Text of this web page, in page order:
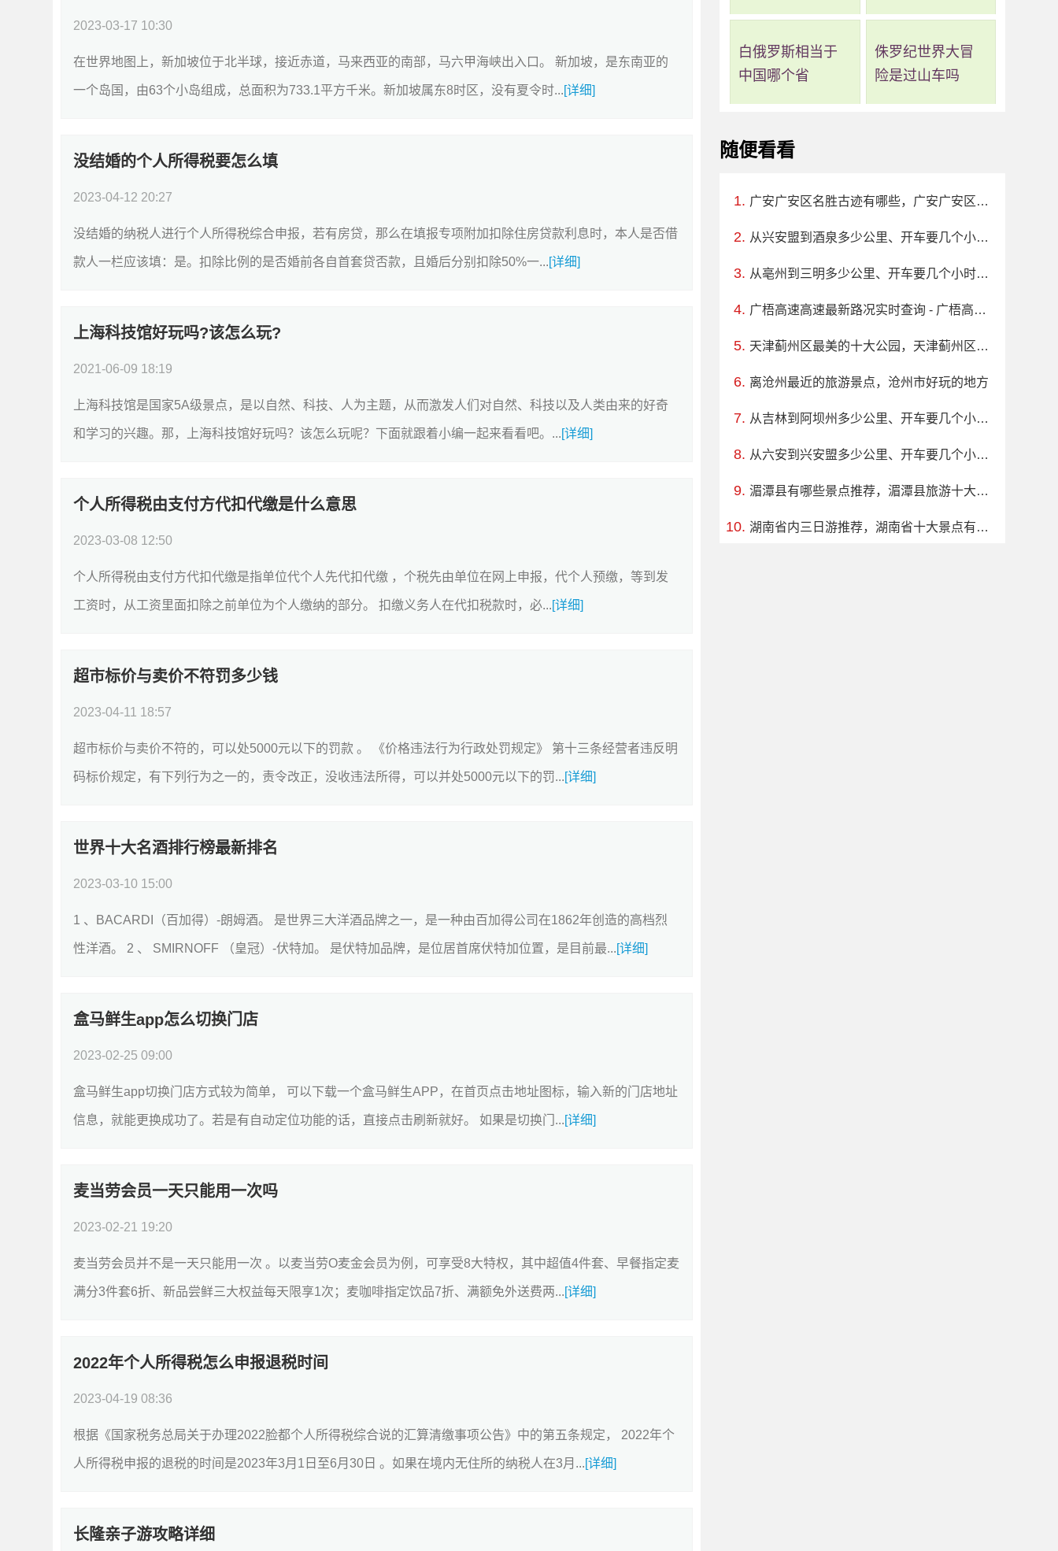
2023-03-17 10:30
在世界地图上，新加坡位于北半球，接近赤道，马来西亚的南部，马六甲海峡出入口。 新加坡，是东南亚的
一个岛国，由63个小岛组成，总面积为733.1平方千米。新加坡属东8时区，没有夏令时...[详细]
没结婚的个人所得税要怎么填
2023-04-12 20:27
没结婚的纳税人进行个人所得税综合申报，若有房贷，那么在填报专项附加扣除住房贷款利息时，本人是否借
款人一栏应该填：是。扣除比例的是否婚前各自首套贷否款，且婚后分别扣除50%一...[详细]
上海科技馆好玩吗?该怎么玩?
2021-06-09 18:19
上海科技馆是国家5A级景点，是以自然、科技、人为主题，从而激发人们对自然、科技以及人类由来的好奇
和学习的兴趣。那，上海科技馆好玩吗？该怎么玩呢？下面就跟着小编一起来看看吧。...[详细]
个人所得税由支付方代扣代缴是什么意思
2023-03-08 12:50
个人所得税由支付方代扣代缴是指单位代个人先代扣代缴 ，个税先由单位在网上申报，代个人预缴，等到发
工资时，从工资里面扣除之前单位为个人缴纳的部分。 扣缴义务人在代扣税款时，必...[详细]
超市标价与卖价不符罚多少钱
2023-04-11 18:57
超市标价与卖价不符的，可以处5000元以下的罚款 。 《价格违法行为行政处罚规定》 第十三条经营者违反明
码标价规定，有下列行为之一的，责令改正，没收违法所得，可以并处5000元以下的罚...[详细]
世界十大名酒排行榜最新排名
2023-03-10 15:00
1 、BACARDI（百加得）-朗姆酒。 是世界三大洋酒品牌之一，是一种由百加得公司在1862年创造的高档烈
性洋酒。 2 、 SMIRNOFF （皇冠）-伏特加。 是伏特加品牌，是位居首席伏特加位置，是目前最...[详细]
盒马鲜生app怎么切换门店
2023-02-25 09:00
盒马鲜生app切换门店方式较为简单， 可以下载一个盒马鲜生APP，在首页点击地址图标，输入新的门店地址
信息，就能更换成功了。若是有自动定位功能的话，直接点击刷新就好。 如果是切换门...[详细]
麦当劳会员一天只能用一次吗
2023-02-21 19:20
麦当劳会员并不是一天只能用一次 。以麦当劳O麦金会员为例，可享受8大特权，其中超值4件套、早餐指定麦
满分3件套6折、新品尝鲜三大权益每天限享1次；麦咖啡指定饮品7折、满额免外送费两...[详细]
2022年个人所得税怎么申报退税时间
2023-04-19 08:36
根据《国家税务总局关于办理2022脸都个人所得税综合说的汇算清缴事项公告》中的第五条规定， 2022年个
人所得税申报的退税的时间是2023年3月1日至6月30日 。如果在境内无住所的纳税人在3月...[详细]
长隆亲子游攻略详细
白俄罗斯相当于
中国哪个省
侏罗纪世界大冒
险是过山车吗
随便看看
广安广安区名胜古迹有哪些，广安广安区十大景点名胜古迹推荐
从兴安盟到酒泉多少公里、开车要几个小时？过路费、油费等
从亳州到三明多少公里、开车要几个小时？过路费、油费等
广梧高速高速最新路况实时查询 - 广梧高速高速最新消息
天津蓟州区最美的十大公园，天津蓟州区公园排行榜哪个最好玩
离沧州最近的旅游景点，沧州市好玩的地方
从吉林到阿坝州多少公里、开车要几个小时？过路费、油费等
从六安到兴安盟多少公里、开车要几个小时？过路费、油费等
湄潭县有哪些景点推荐，湄潭县旅游十大必去玩的景区
湖南省内三日游推荐，湖南省十大景点有哪些